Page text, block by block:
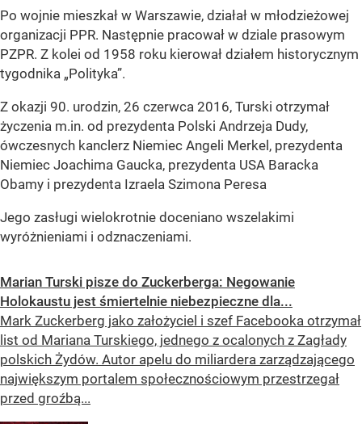
Po wojnie mieszkał w Warszawie, działał w młodzieżowej
organizacji PPR. Następnie pracował w dziale prasowym
PZPR. Z kolei od 1958 roku kierował działem historycznym
tygodnika „Polityka”.
Z okazji 90. urodzin, 26 czerwca 2016, Turski otrzymał
życzenia m.in. od prezydenta Polski Andrzeja Dudy,
ówczesnych kanclerz Niemiec Angeli Merkel, prezydenta
Niemiec Joachima Gaucka, prezydenta USA Baracka
Obamy i prezydenta Izraela Szimona Peresa
Jego zasługi wielokrotnie doceniano wszelakimi
wyróżnieniami i odznaczeniami.
Marian Turski pisze do Zuckerberga: Negowanie
Holokaustu jest śmiertelnie niebezpieczne dla...
Mark Zuckerberg jako założyciel i szef Facebooka otrzymał
list od Mariana Turskiego, jednego z ocalonych z Zagłady
polskich Żydów. Autor apelu do miliardera zarządzającego
największym portalem społecznościowym przestrzegał
przed groźbą...